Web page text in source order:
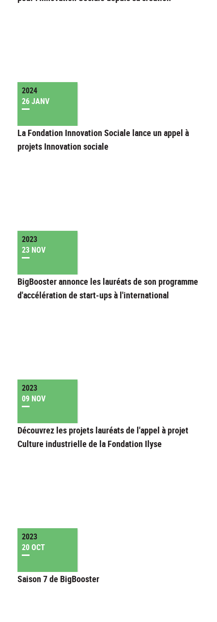
2024
26 JANV
La Fondation Innovation Sociale lance un appel à
projets Innovation sociale
2023
23 NOV
BigBooster annonce les lauréats de son programme
d'accélération de start-ups à l'international
2023
09 NOV
Découvrez les projets lauréats de l'appel à projet
Culture industrielle de la Fondation Ilyse
2023
20 OCT
Saison 7 de BigBooster